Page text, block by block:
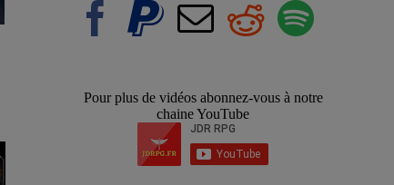
Pour plus de vidéos abonnez-vous à notre
chaine YouTube